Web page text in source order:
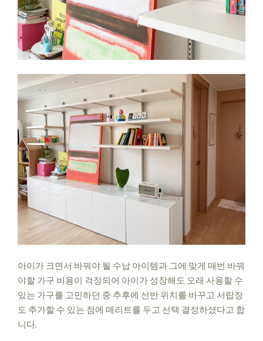
아이가 크면서 바꿔야 될 수납 아이템과 그에 맞게 매번 바꿔
야할 가구 비용이 걱정되어 아이가 성장해도 오래 사용할 수
있는 가구를 고민하던 중 추후에 선반 위치를 바꾸고 서랍장
도 추가할 수 있는 점에 매리트를 두고 선택 결정하셨다고 합
니다.